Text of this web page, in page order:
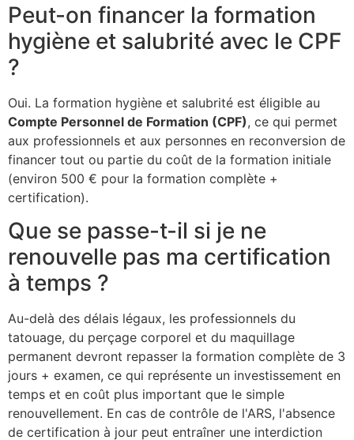
Peut-on financer la formation
hygiène et salubrité avec le CPF
?
Oui. La formation hygiène et salubrité est éligible au
Compte Personnel de Formation (CPF), ce qui permet
aux professionnels et aux personnes en reconversion de
financer tout ou partie du coût de la formation initiale
(environ 500 € pour la formation complète +
certification).
Que se passe-t-il si je ne
renouvelle pas ma certification
à temps ?
Au-delà des délais légaux, les professionnels du
tatouage, du perçage corporel et du maquillage
permanent devront repasser la formation complète de 3
jours + examen, ce qui représente un investissement en
temps et en coût plus important que le simple
renouvellement. En cas de contrôle de l'ARS, l'absence
de certification à jour peut entraîner une interdiction